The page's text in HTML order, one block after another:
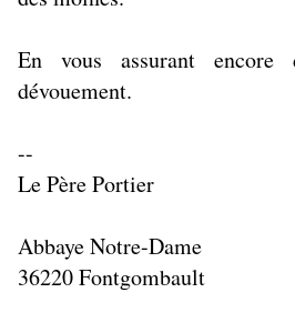
En vous assurant
dévouement.
--
Le Père Portier
Abbaye Notre-Dame
36220 Fontgombault